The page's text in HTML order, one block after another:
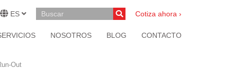
ES Cotiza ahora ›
NOSOTROS BLOG CONTACTO
Out